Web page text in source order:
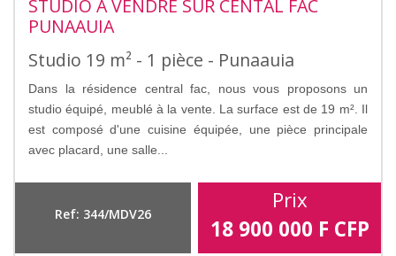
STUDIO À VENDRE SUR CENTAL FAC
PUNAAUIA
Studio 19 m² - 1 pièce - Punaauia
Dans la résidence central fac, nous vous proposons un
studio équipé, meublé à la vente. La surface est de 19 m². Il
est composé d'une cuisine équipée, une pièce principale
avec placard, une salle...
Ref: 344/MDV26
Prix
18 900 000 F CFP